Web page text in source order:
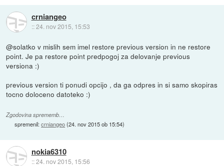
crniangeo
::24. nov 2015, 15:53
@solatko v mislih sem imel restore previous version in ne restore
point. Je pa restore point predpogoj za delovanje previous
versiona :)
previous version ti ponudi opcijo , da ga odpres in si samo skopiras
tocno doloceno datoteko :)
Zgodovina sprememb…
spremenil:crniangeo(24. nov 2015 ob 15:54)
nokia6310
::24. nov 2015, 15:56